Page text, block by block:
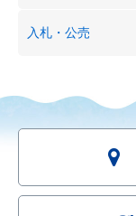
入札・公売